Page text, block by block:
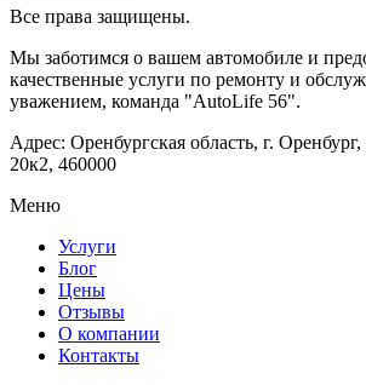
Все права защищены.
Мы заботимся о вашем автомобиле и
качественные услуги по ремонту и
уважением, команда "AutoLife 56".
Адрес: Оренбургская область, г. Оренбург,
20к2, 460000
Меню
Услуги
Блог
Цены
Отзывы
О компании
Контакты